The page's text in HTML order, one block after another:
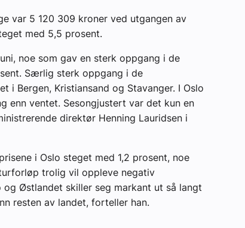
var 5 120 309 kroner ved utgangen av
med 5,5 prosent.
noe som gav en sterk oppgang i de
Særlig sterk oppgang i de
i Bergen, Kristiansand og Stavanger. I Oslo
enn ventet. Sesongjustert var det kun en
direktør Henning Lauridsen i
i Oslo steget med 1,2 prosent, noe
trolig vil oppleve negativ
Østlandet skiller seg markant ut så langt
resten av landet, forteller han.